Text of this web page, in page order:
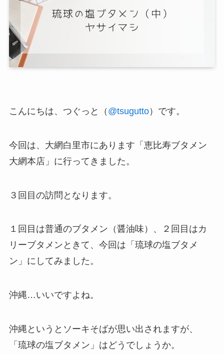
こんにちは、つぐっと（ @tsugutto）です。
今回は、大網白里市にあります「恵比寿ブタメン
大網本店」に行ってきました。
３回目の訪問となります。
１回目は普通のブタメン（醤油味）、２回目はカ
リーブタメンときて、今回は「琉球の塩ブタメ
ン」にしてみました。
沖縄…いいですよね。
沖縄というとソーキそばが思い出されますが、
「琉球の塩ブタメン」はどうでしょうか。